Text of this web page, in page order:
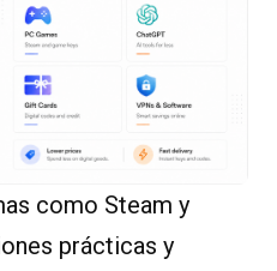
como Steam y
prácticas y